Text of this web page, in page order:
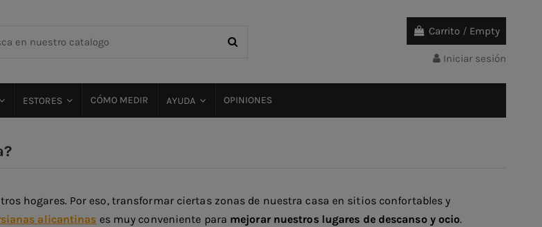
Carrito / Empty
Iniciar sesión
ESTORES CÓMO MEDIR AYUDA OPINIONES
hogares. Por eso, transformar ciertas zonas de nuestra casa en sitios confortables y
alicantinas es muy conveniente para mejorar nuestros lugares de descanso y ocio.